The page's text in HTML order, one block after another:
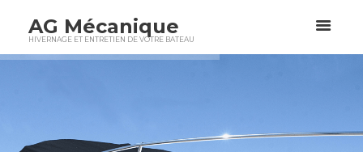
AG Mécanique
HIVERNAGE ET ENTRETIEN DE VOTRE BATEAU